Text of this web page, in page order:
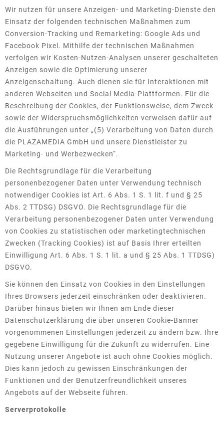
Wir nutzen für unsere Anzeigen- und Marketing-Dienste den
Einsatz der folgenden technischen Maßnahmen zum
Conversion-Tracking und Remarketing: Google Ads und
Facebook Pixel. Mithilfe der technischen Maßnahmen
verfolgen wir Kosten-Nutzen-Analysen unserer geschalteten
Anzeigen sowie die Optimierung unserer
Anzeigenschaltung. Auch dienen sie für Interaktionen mit
anderen Webseiten und Social Media-Plattformen. Für die
Beschreibung der Cookies, der Funktionsweise, dem Zweck
sowie der Widerspruchsmöglichkeiten verweisen dafür auf
die Ausführungen unter „(5) Verarbeitung von Daten durch
die PLAZAMEDIA GmbH und unsere Dienstleister zu
Marketing- und Werbezwecken“.
Die Rechtsgrundlage für die Verarbeitung
personenbezogener Daten unter Verwendung technisch
notwendiger Cookies ist Art. 6 Abs. 1 S. 1 lit. f und § 25
Abs. 2 TTDSG) DSGVO. Die Rechtsgrundlage für die
Verarbeitung personenbezogener Daten unter Verwendung
von Cookies zu statistischen oder marketingtechnischen
Zwecken (Tracking Cookies) ist auf Basis Ihrer erteilten
Einwilligung Art. 6 Abs. 1 S. 1 lit. a und § 25 Abs. 1 TTDSG)
DSGVO.
Sie können den Einsatz von Cookies in den Einstellungen
Ihres Browsers jederzeit einschränken oder deaktivieren.
Darüber hinaus bieten wir Ihnen am Ende dieser
Datenschutzerklärung die über unseren Cookie-Banner
vorgenommenen Einstellungen jederzeit zu ändern bzw. Ihre
gegebene Einwilligung für die Zukunft zu widerrufen. Eine
Nutzung unserer Angebote ist auch ohne Cookies möglich.
Dies kann jedoch zu gewissen Einschränkungen der
Funktionen und der Benutzerfreundlichkeit unseres
Angebots auf der Webseite führen.
Serverprotokolle